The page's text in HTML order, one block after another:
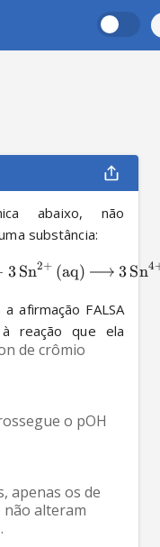
abaixo, não
substância:
3 SnX
2+ (aq) 3Sn4
afirmação FALSA
reação que ela
de crômio
o pOH
apenas os de
alteram